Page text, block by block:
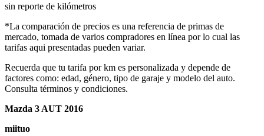
sin reporte de kilómetros
*La comparación de precios es una referencia de primas de
mercado, tomada de varios compradores en línea por lo cual las
tarifas aqui presentadas pueden variar.
Recuerda que tu tarifa por km es personalizada y depende de
factores como: edad, género, tipo de garaje y modelo del auto.
Consulta términos y condiciones.
Mazda 3 AUT 2016
miituo